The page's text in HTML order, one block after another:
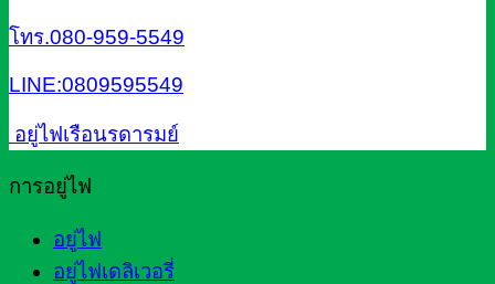
โทร.080-959-5549
LINE:0809595549
อยู่ไฟเรือนรดารมย์
การอยู่ไฟ
อยู่ไฟ
อยู่ไฟเดลิเวอรี่